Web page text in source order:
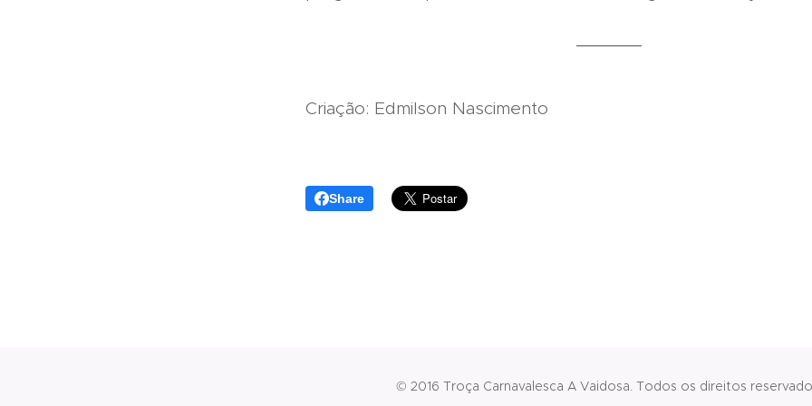
Criação: Edmilson
Share
© 2016 Troça Carnavalesca A Vaidosa. Todos os direitos